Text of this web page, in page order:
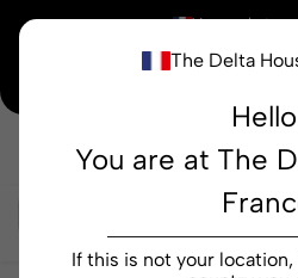
The Delta
You are at The
If this is not your
× Vous achetez
Notre nouvelle maison peaufine encore